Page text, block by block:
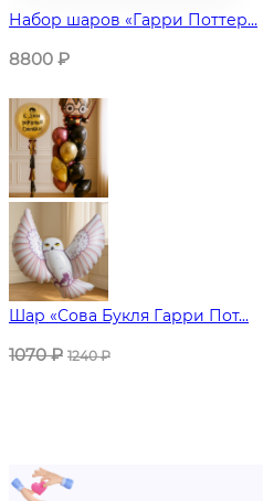
Набор шаров «Гарри Поттер...
8800 ₽
Шар «Сова Букля Гарри Пот...
1070₽ 1240₽